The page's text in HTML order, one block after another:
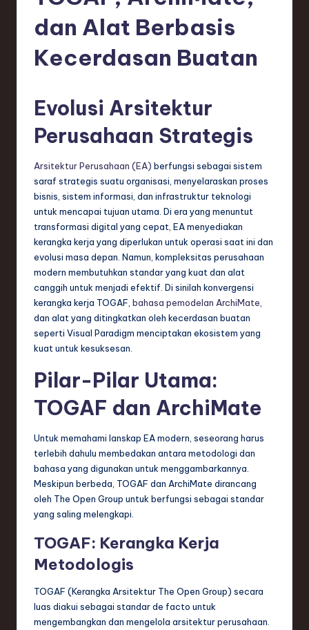
si
T
d
in
o
w
T
dan Alat Berbasis
Kecerdasan Buatan
Evolusi Arsitektur
Perusahaan Strategis
Arsitektur Perusahaan (EA) berfungsi sebagai sistem
saraf strategis suatu organisasi, menyelaraskan proses
bisnis, sistem informasi, dan infrastruktur teknologi
untuk mencapai tujuan utama. Di era yang menuntut
transformasi digital yang cepat, EA menyediakan
kerangka kerja yang diperlukan untuk operasi saat ini dan
evolusi masa depan. Namun, kompleksitas perusahaan
modern membutuhkan standar yang kuat dan alat
canggih untuk menjadi efektif. Di sinilah konvergensi
kerangka kerja TOGAF, bahasa pemodelan ArchiMate
dan alat yang ditingkatkan oleh kecerdasan buatan
seperti Visual Paradigm menciptakan ekosistem yang
kuat untuk kesuksesan.
Pilar-Pilar Utama:
TOGAF dan ArchiMate
Untuk memahami lanskap EA modern, seseorang harus
terlebih dahulu membedakan antara metodologi dan
bahasa yang digunakan untuk menggambarkannya.
Meskipun berbeda, TOGAF dan ArchiMate dirancang
oleh The Open Group untuk berfungsi sebagai standar
yang saling melengkapi.
TOGAF: Kerangka Kerja
Metodologis
TOGAF (Kerangka Arsitektur The Open Group) secara
luas diakui sebagai standar de facto untuk
mengembangkan dan mengelola arsitektur perusahaan.